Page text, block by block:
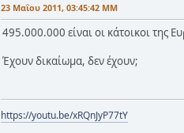
23 Μαΐου 2011, 03:45:42 ΜΜ
495.000.000 είναι οι κάτοικοι της
Έχουν δικαίωμα, δεν έχουν;
https://youtu.be/xRQnJyP77tY